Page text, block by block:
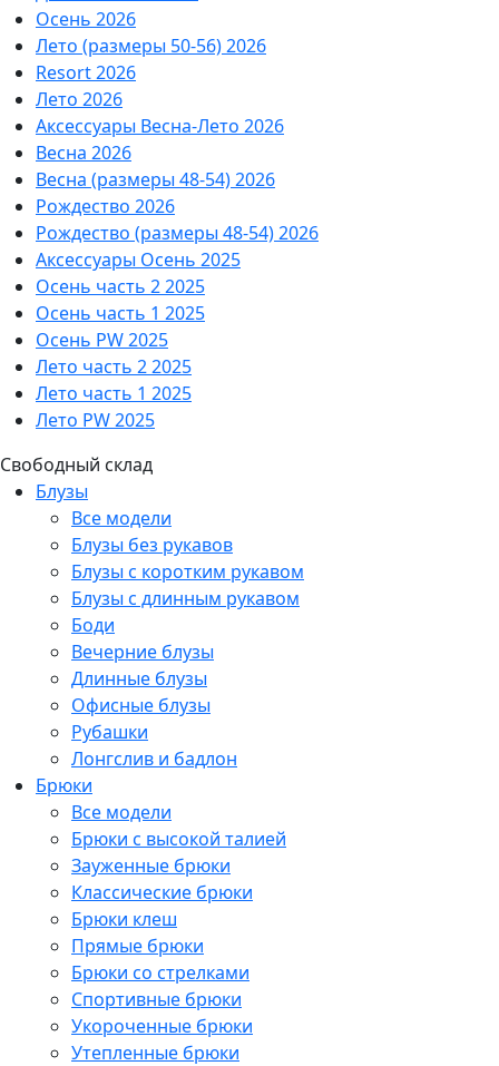
Осень 2026
Лето (размеры 50-56) 2026
Resort 2026
Лето 2026
Аксессуары Весна-Лето 2026
Весна 2026
Весна (размеры 48-54) 2026
Рождество 2026
Рождество (размеры 48-54) 2026
Аксессуары Осень 2025
Осень часть 2 2025
Осень часть 1 2025
Осень PW 2025
Лето часть 2 2025
Лето часть 1 2025
Лето PW 2025
Свободный склад
Блузы
Все модели
Блузы без рукавов
Блузы с коротким рукавом
Блузы с длинным рукавом
Боди
Вечерние блузы
Длинные блузы
Офисные блузы
Рубашки
Лонгслив и бадлон
Брюки
Все модели
Брюки с высокой талией
Зауженные брюки
Классические брюки
Брюки клеш
Прямые брюки
Брюки со стрелками
Спортивные брюки
Укороченные брюки
Утепленные брюки